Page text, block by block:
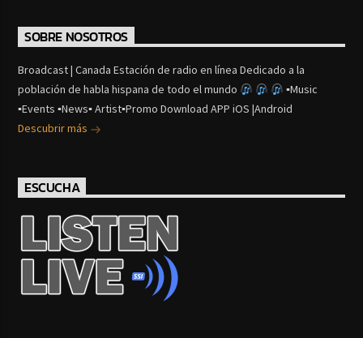
SOBRE NOSOTROS
Broadcast | Canada Estación de radio en línea Dedicado a la
población de habla hispana de todo el mundo
▪Music
▪Events ▪News▪ Artist▪Promo Download APP iOS |Android
Descubrir más
ESCUCHA